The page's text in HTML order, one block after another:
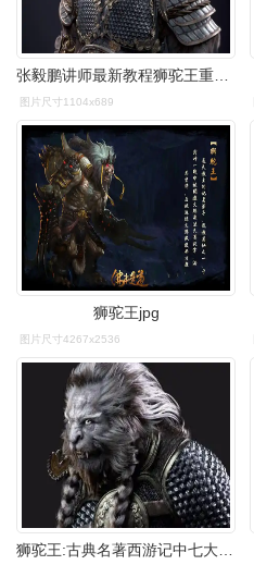
张毅鹏讲师最新教程狮驼王重磅上线_哔哩哔哩 (゜-゜)つロ 干杯~-bili
图片尺寸1104x689
狮驼王jpg
图片尺寸4267x2536